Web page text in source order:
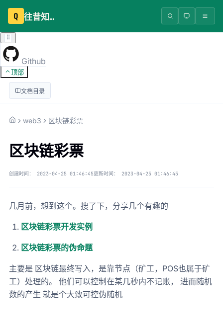
Q 往昔知识库
Github
顶部
文档目录
web3 区块链彩票
区块链彩票
创建时间： 2023-04-25 01:46:45更新时间： 2023-04-25 01:46:45
几月前，想到这个。搜了下，分享几个有趣的
区块链彩票开发实例
区块链彩票的伪命题
主要是 区块链最终写入，是靠节点（矿工，POS也属于矿
工）处理的。 他们可以控制在某几秒内不记账， 进而随机
数的产生 就是个大致可控伪随机